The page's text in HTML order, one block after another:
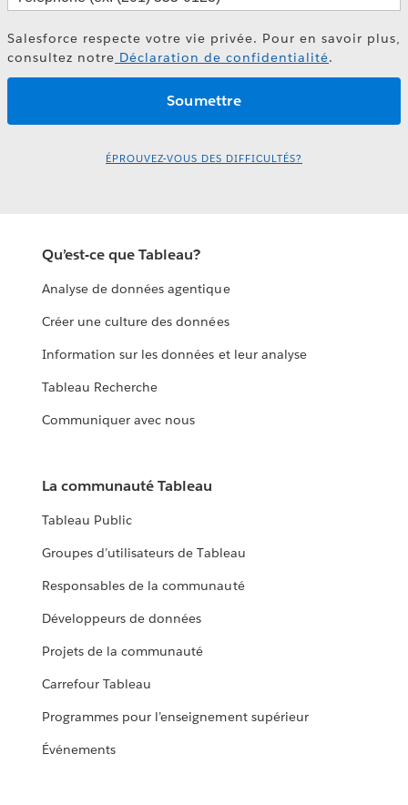
Salesforce respecte votre vie privée. Pour en savoir plus,
consultez notre Déclaration de confidentialité.
ÉPROUVEZ-VOUS DES DIFFICULTÉS?
Qu’est-ce que Tableau?
Analyse de données agentique
Créer une culture des données
Information sur les données et leur analyse
Tableau Recherche
Communiquer avec nous
La communauté Tableau
Tableau Public
Groupes d’utilisateurs de Tableau
Responsables de la communauté
Développeurs de données
Projets de la communauté
Carrefour Tableau
Programmes pour l’enseignement supérieur
Événements